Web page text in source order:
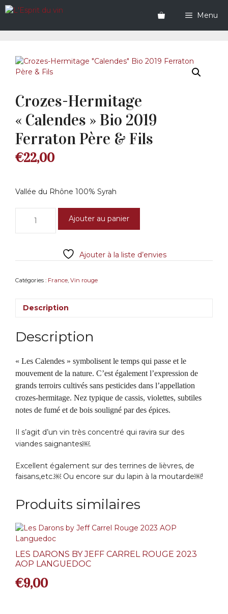
Aller
au
Menu
Crozes-Hermitage
« Calendes » Bio 2019
Ferraton Père & Fils
€22,00
Vallée du Rhône 100% Syrah
Crozes-
2019
Ajouter au panier
Ajouter à la liste d’envies
Catégories : France Vin rouge
Description
Description
« Les Calendes » symbolisent le temps qui passe et le
mouvement de la nature. C’est également l’expression de
grands terroirs cultivés sans pesticides dans l’appellation
crozes-hermitage. Nez typique de cassis, violettes, subtiles
notes de fumé et de bois souligné par des épices.
Il s’agit d’un vin très concentré qui ravira sur des
viandes saignantes￼.
Excellent également sur des terrines de lièvres, de
faisans,etc.￼ Ou encore sur du lapin à la moutarde￼!
Produits similaires
LES DARONS BY JEFF CARREL ROUGE 2023
AOP LANGUEDOC
€9,00